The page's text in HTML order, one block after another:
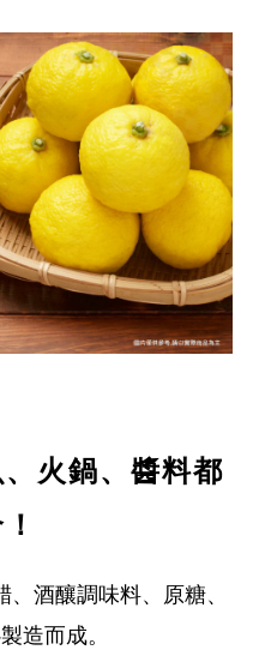
火鍋、醬料都
酒釀調味料、原糖、
造而成。